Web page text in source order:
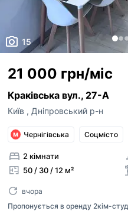
15
21 000 грн/міс
Краківська вул., 27-А
Київ , Дніпровський р-н
Чернігівська Соцмісто
2 кімнати
50 / 30 / 12 м²
вчора
Пропонується в оренду 2кім-